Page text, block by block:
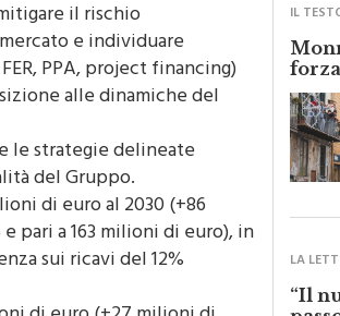
il rischio
e individuare
PPA, project financing)
alle dinamiche del
le strategie delineate
del Gruppo.
di euro al 2030 (+86
pari a 163 milioni di euro), in
sui ricavi del 12%
“Il